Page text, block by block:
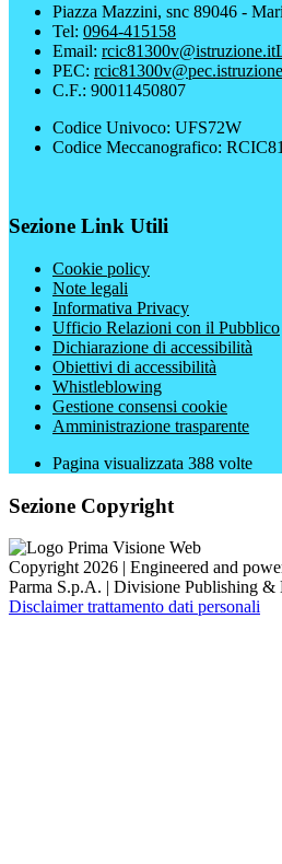
Piazza Mazzini, snc 89046 -
Tel: 0964-415158
Email: rcic81300v@istruzione.it
PEC:
C.F.: 90011450807
Codice Univoco: UFS72W
Codice Meccanografico:
Sezione Link Utili
Cookie policy
Note legali
Informativa Privacy
Ufficio Relazioni con il Pubblico
Dichiarazione di accessibilità
Obiettivi di accessibilità
Whistleblowing
Gestione consensi cookie
Amministrazione trasparente
Pagina visualizzata 388 volte
Sezione Copyright
Copyright 2026 | Engineered and
Parma S.p.A. | Divisione Publishing &
Disclaimer trattamento dati personali